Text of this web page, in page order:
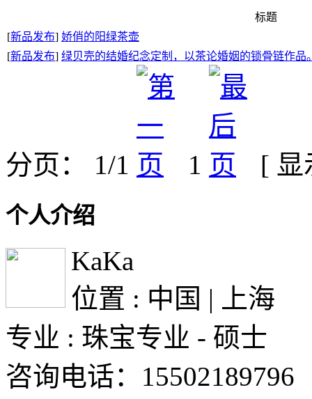
标题
[新品发布] 娇俏的阳绿茶壶
[新品发布] 绿贝壳的结婚纪念定制，以茶论婚姻的锁骨链作品
分页： 1/1 1 [
个人介绍
KaKa
位置 : 中国 | 上海
专业 : 珠宝专业 - 硕士
咨询电话：15502189796